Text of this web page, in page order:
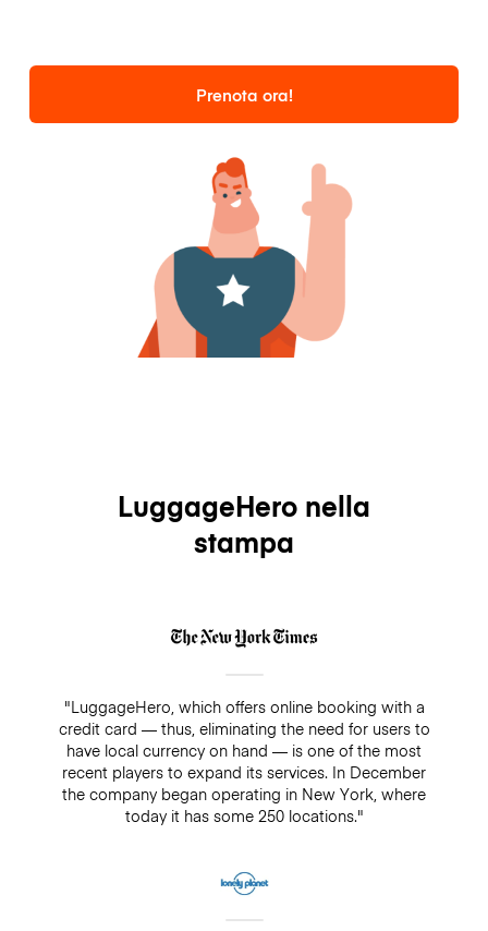
Prenota ora!
LuggageHero nella
stampa
"LuggageHero, which offers online booking with a
credit card — thus, eliminating the need for users to
have local currency on hand — is one of the most
recent players to expand its services. In December
the company began operating in New York, where
today it has some 250 locations."